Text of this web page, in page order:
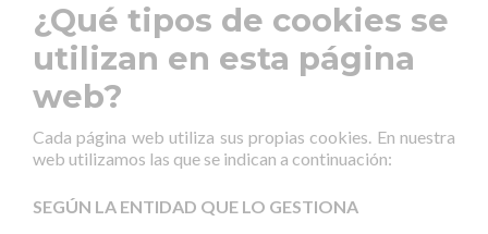
¿Qué tipos de cookies se
utilizan en esta página
web?
Cada página web utiliza sus propias cookies. En nuestra
web utilizamos las que se indican a continuación:
SEGÚN LA ENTIDAD QUE LO GESTIONA